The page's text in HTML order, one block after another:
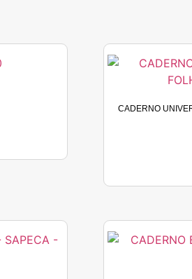
CADERNO